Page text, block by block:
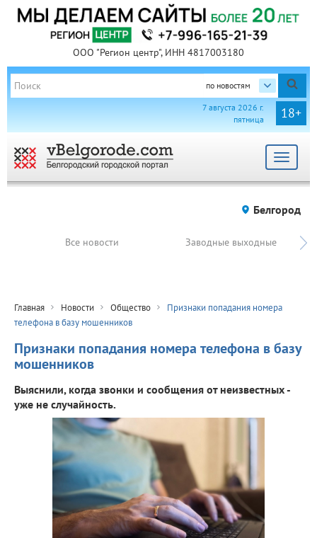
ООО "Регион центр", ИНН 4817003180
по новостям
18+
7 августа 2026 г.
пятница
Toggle
Белгород
Все новости Заводные выходные
Главная Новости Общество
Признаки попадания номера
телефона в базу мошенников
Признаки попадания номера телефона в базу
мошенников
Выяснили, когда звонки и сообщения от неизвестных -
уже не случайность.